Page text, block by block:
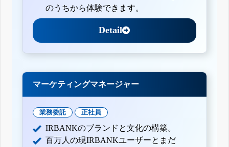
のうちから体験できます。
Detail
マーケティングマネージャー
業務委託 正社員
IRBANKのブランドと文化の構築。
百万人の現IRBANKユーザーとまだ